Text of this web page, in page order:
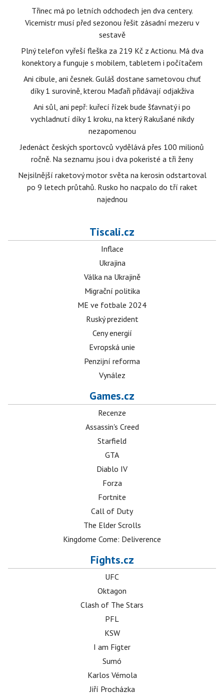
Třinec má po letních odchodech jen dva centery.
Vicemistr musí před sezonou řešit zásadní mezeru v
sestavě
Plný telefon vyřeší fleška za 219 Kč z Actionu. Má dva
konektory a funguje s mobilem, tabletem i počítačem
Ani cibule, ani česnek. Guláš dostane sametovou chuť
díky 1 surovině, kterou Maďaři přidávají odjakživa
Ani sůl, ani pepř: kuřecí řízek bude šťavnatý i po
vychladnutí díky 1 kroku, na který Rakušané nikdy
nezapomenou
Jedenáct českých sportovců vydělává přes 100 milionů
ročně. Na seznamu jsou i dva pokeristé a tři ženy
Nejsilnější raketový motor světa na kerosin odstartoval
po 9 letech průtahů. Rusko ho nacpalo do tří raket
najednou
Tiscali.cz
Inflace
Ukrajina
Válka na Ukrajině
Migrační politika
ME ve fotbale 2024
Ruský prezident
Ceny energií
Evropská unie
Penzijní reforma
Vynález
Games.cz
Recenze
Assassin's Creed
Starfield
GTA
Diablo IV
Forza
Fortnite
Call of Duty
The Elder Scrolls
Kingdome Come: Deliverence
Fights.cz
UFC
Oktagon
Clash of The Stars
PFL
KSW
I am Figter
Sumó
Karlos Vémola
Jiří Procházka